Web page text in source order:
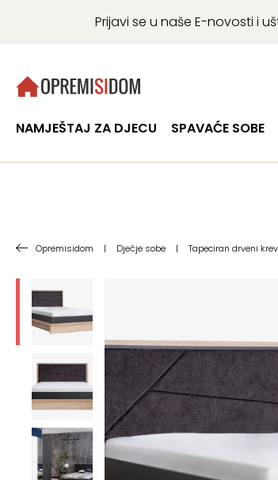
Prijavi se u naše E-novosti i
NAMJEŠTAJ ZA DJECU SPAVAĆE SOBE
Opremisidom | Dječje sobe | Tapeciran drveni